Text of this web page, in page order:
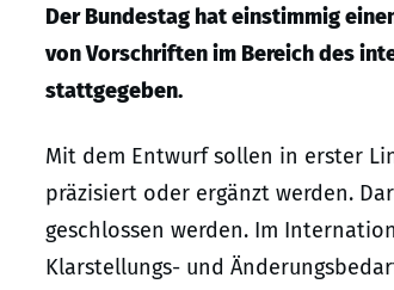
Der Bundestag hat einstimmig
von Vorschriften im Bereich des
stattgegeben.
Mit dem Entwurf sollen in erster
präzisiert oder ergänzt werden.
geschlossen werden. Im
Klarstellungs- und